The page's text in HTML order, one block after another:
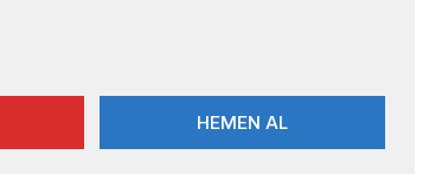
HEMEN AL